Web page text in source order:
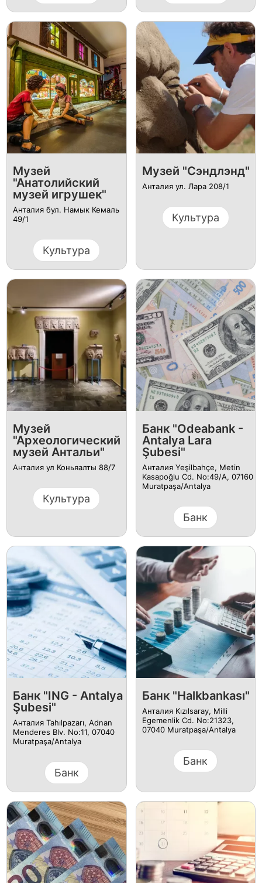
Музей
"Анатолийский
музей игрушек"
Анталия бул. Намык Кемаль
49/1
Культура
Музей "Сэндлэнд"
Анталия ул. Лара 208/1
Культура
Музей
"Археологический
музей Антальи"
Анталия ул Коньяалты 88/7
Культура
Банк "Odeabank -
Antalya Lara
Şubesi"
Анталия Yeşilbahçe, Metin
Kasapoğlu Cd. No:49/A, 07160
Muratpaşa/Antalya
Банк
Банк "ING - Antalya
Şubesi"
Анталия Tahılpazarı, Adnan
Menderes Blv. No:11, 07040
Muratpaşa/Antalya
Банк
Банк "Halkbankası"
Анталия Kızılsaray, Milli
Egemenlik Cd. No:21323,
07040 Muratpaşa/Antalya
Банк